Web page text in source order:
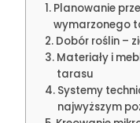
Planowanie
wymarzonego
Dobór roślin –
Materiały i
tarasu
Systemy
najwyższym